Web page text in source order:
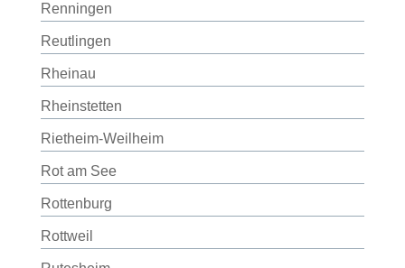
Renningen
Reutlingen
Rheinau
Rheinstetten
Rietheim-Weilheim
Rot am See
Rottenburg
Rottweil